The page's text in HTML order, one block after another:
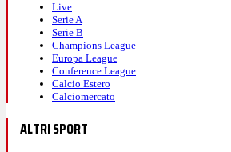
Live
Serie A
Serie B
Champions League
Europa League
Conference League
Calcio Estero
Calciomercato
ALTRI SPORT